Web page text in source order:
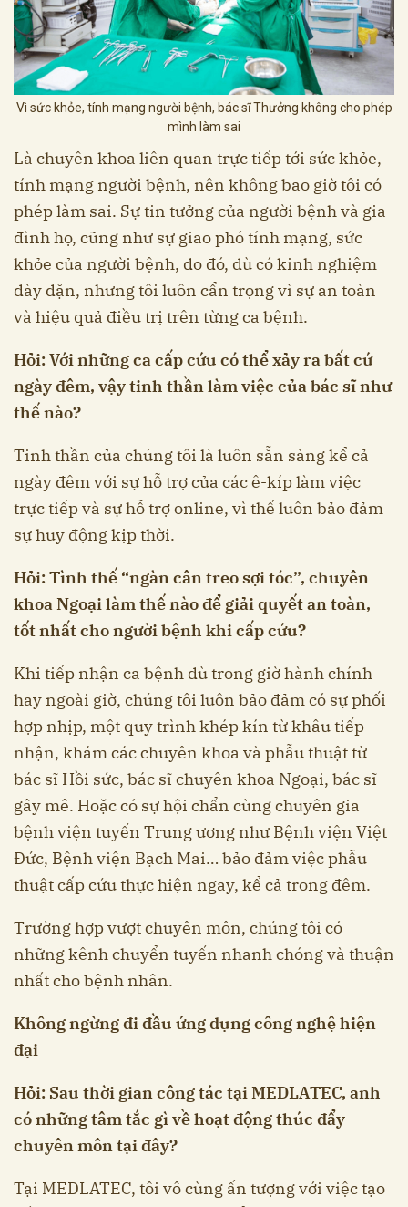
Vì sức khỏe, tính mạng người bệnh, bác sĩ Thưởng không cho phép
mình làm sai
Là chuyên khoa liên quan trực tiếp tới sức khỏe,
tính mạng người bệnh, nên không bao giờ tôi có
phép làm sai. Sự tin tưởng của người bệnh và gia
đình họ, cũng như sự giao phó tính mạng, sức
khỏe của người bệnh, do đó, dù có kinh nghiệm
dày dặn, nhưng tôi luôn cẩn trọng vì sự an toàn
và hiệu quả điều trị trên từng ca bệnh.
Hỏi: Với những ca cấp cứu có thể xảy ra bất cứ
ngày đêm, vậy tinh thần làm việc của bác sĩ như
thế nào?
Tinh thần của chúng tôi là luôn sẵn sàng kể cả
ngày đêm với sự hỗ trợ của các ê-kíp làm việc
trực tiếp và sự hỗ trợ online, vì thế luôn bảo đảm
sự huy động kịp thời.
Hỏi: Tình thế “ngàn cân treo sợi tóc”, chuyên
khoa Ngoại làm thế nào để giải quyết an toàn,
tốt nhất cho người bệnh khi cấp cứu?
Khi tiếp nhận ca bệnh dù trong giờ hành chính
hay ngoài giờ, chúng tôi luôn bảo đảm có sự phối
hợp nhịp, một quy trình khép kín từ khâu tiếp
nhận, khám các chuyên khoa và phẫu thuật từ
bác sĩ Hồi sức, bác sĩ chuyên khoa Ngoại, bác sĩ
gây mê. Hoặc có sự hội chẩn cùng chuyên gia
bệnh viện tuyến Trung ương như Bệnh viện Việt
Đức, Bệnh viện Bạch Mai… bảo đảm việc phẫu
thuật cấp cứu thực hiện ngay, kể cả trong đêm.
Trường hợp vượt chuyên môn, chúng tôi có
những kênh chuyển tuyến nhanh chóng và thuận
nhất cho bệnh nhân.
Không ngừng đi đầu ứng dụng công nghệ hiện
đại
Hỏi: Sau thời gian công tác tại MEDLATEC, anh
có những tâm tắc gì về hoạt động thúc đẩy
chuyên môn tại đây?
Tại MEDLATEC, tôi vô cùng ấn tượng với việc tạo